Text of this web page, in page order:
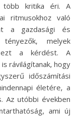
több kritika éri. A
ritmusokhoz való
a gazdasági és
melyek
ezt a kérdést. A
rávilágítanak, hogy
időszámítási
életére, a
Az utóbbi években
ami új